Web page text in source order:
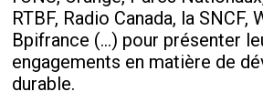
RTBF, Radio Canada, la SNCF,
Bpifrance (…) pour présenter
engagements en matière de
durable.